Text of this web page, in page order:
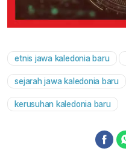
etnis jawa kaledonia baru
sejarah jawa kaledonia baru
kerusuhan kaledonia baru